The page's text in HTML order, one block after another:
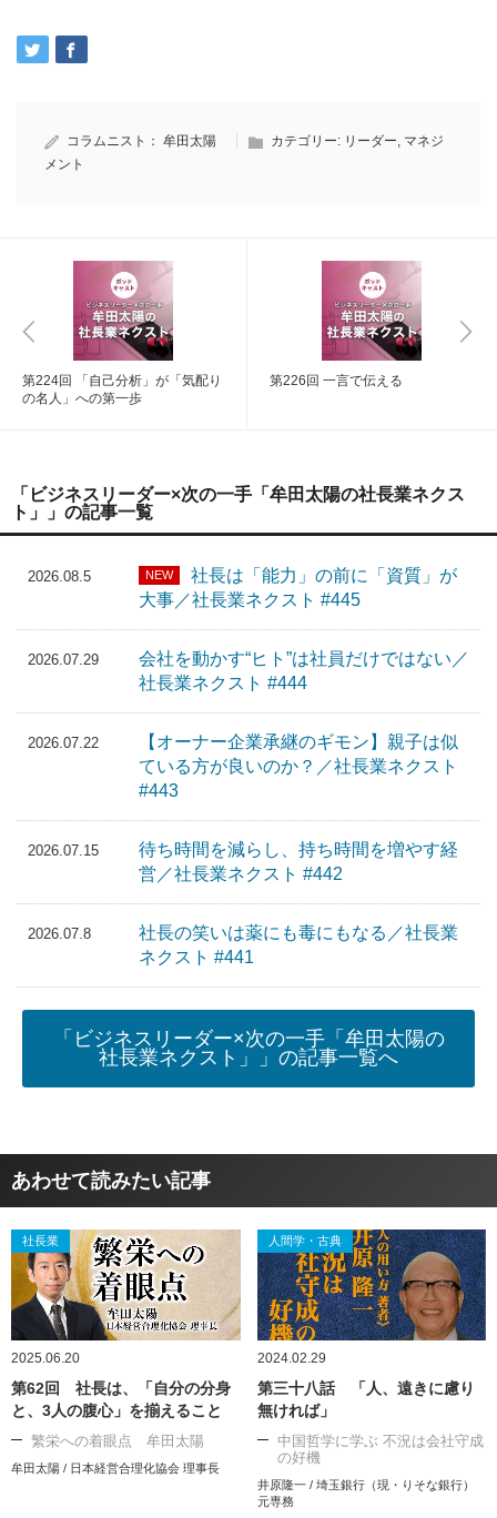
コラムニスト： 牟田太陽 カテゴリー: リーダー, マネジ
メント
第224回 「自己分析」が「気配り
の名人」への第一歩
第226回 一言で伝える
「ビジネスリーダー×次の一手「牟田太陽の社長業ネクス
ト」」の記事一覧
2026.08.5 NEW
社長は「能力」の前に「資質」が
大事／社長業ネクスト #445
2026.07.29
会社を動かす“ヒト”は社員だけではない／
社長業ネクスト #444
2026.07.22
【オーナー企業承継のギモン】親子は似
ている方が良いのか？／社長業ネクスト
#443
2026.07.15
待ち時間を減らし、持ち時間を増やす経
営／社長業ネクスト #442
2026.07.8
社長の笑いは薬にも毒にもなる／社長業
ネクスト #441
「ビジネスリーダー×次の一手「牟田太陽の
社長業ネクスト」」の記事一覧へ
あわせて読みたい記事
社長業
2025.06.20
第62回 社長は、「自分の分身
と、3人の腹心」を揃えること
繁栄への着眼点 牟田太陽
牟田太陽 / 日本経営合理化協会 理事長
人間学・古典
2024.02.29
第三十八話 「人、遠きに慮り
無ければ」
中国哲学に学ぶ 不況は会社守成
の好機
井原隆一 / 埼玉銀行（現・りそな銀行）
元専務